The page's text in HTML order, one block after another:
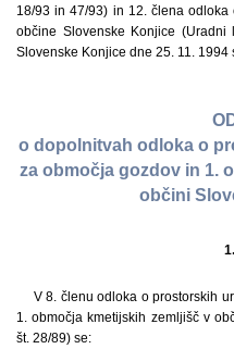
18/93 in 47/93) in 12. člena
občine Slovenske Konjice
Slovenske Konjice dne 25. 11. 1994
o dopolnitvah odloka o
za območja gozdov in 1.
občini
V 8. členu odloka o prostorskih
1. območja kmetijskih zemljišč v
št. 28/89) se: